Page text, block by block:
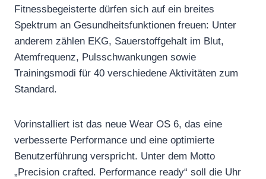
Fitnessbegeisterte dürfen sich auf ein breites
Spektrum an Gesundheitsfunktionen freuen: Unter
anderem zählen EKG, Sauerstoffgehalt im Blut,
Atemfrequenz, Pulsschwankungen sowie
Trainingsmodi für 40 verschiedene Aktivitäten zum
Standard.
Vorinstalliert ist das neue Wear OS 6, das eine
verbesserte Performance und eine optimierte
Benutzerführung verspricht. Unter dem Motto
„Precision crafted. Performance ready“ soll die Uhr